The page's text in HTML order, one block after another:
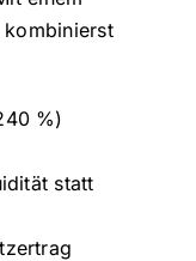
%)
statt